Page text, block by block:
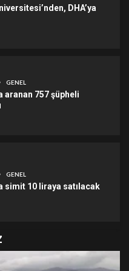
DHA’ya
GENEL
aranan 757 şüpheli
GENEL
simit 10 liraya satılacak